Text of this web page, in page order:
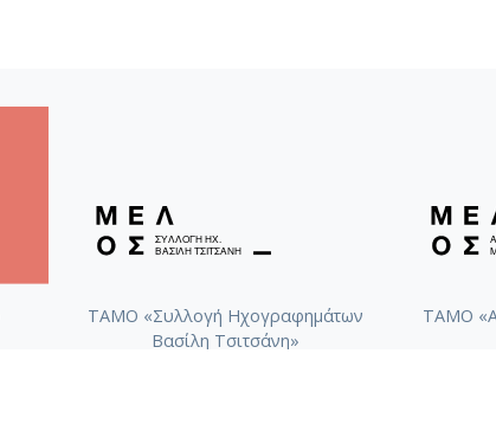
ΤΑΜΟ «Συλλογή Ηχογραφημάτων
Βασίλη Τσιτσάνη»
ΤΑΜΟ